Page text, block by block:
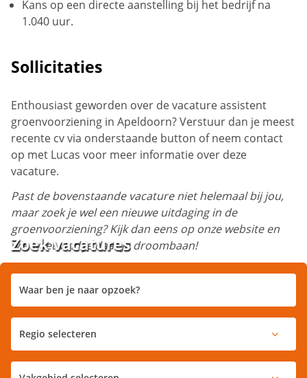
Kans op een directe aanstelling bij het bedrijf na
1.040 uur.
Sollicitaties
Enthousiast geworden over de vacature assistent
groenvoorziening in Apeldoorn? Verstuur dan je meest
recente cv via onderstaande button of neem contact
op met Lucas voor meer informatie over deze
vacature.
Past de bovenstaande vacature niet helemaal bij jou,
maar zoek je wel een nieuwe uitdaging in de
groenvoorziening? Kijk dan eens op onze website en
wie weet vind je daar je droombaan!
Zoek vacatures